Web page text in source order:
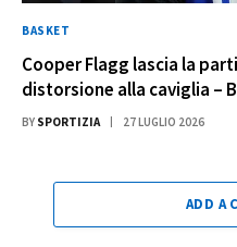
BASKET
Cooper Flagg lascia la
distorsione alla caviglia –
BY SPORTIZIA 27 LUGLIO 2026
ADD A